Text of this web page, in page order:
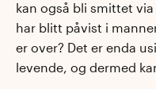
kan også bli smittet
har blitt påvist i
er over? Det er enda
levende, og dermed